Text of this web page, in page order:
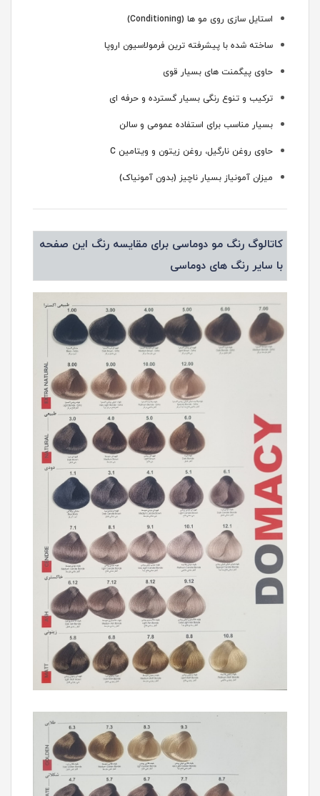
استایل سازی روی مو ها (Conditioning)
ساخته شده با پیشرفته ترین فرمولاسیون اروپا
حاوی پیگمنت های بسیار قوی
ترکیب و تنوع رنگی بسیار گسترده و حرفه ای
بسیار مناسب برای استفاده عمومی و سالن
حاوی روغن نارگیل، روغن زیتون و ویتامین C
میزان آمونیاز بسیار ناچیز (بدون آمونیاک)
کاتالوگ رنگ مو دوماسی برای مقایسه رنگ این صفحه
با سایر رنگ های دوماسی